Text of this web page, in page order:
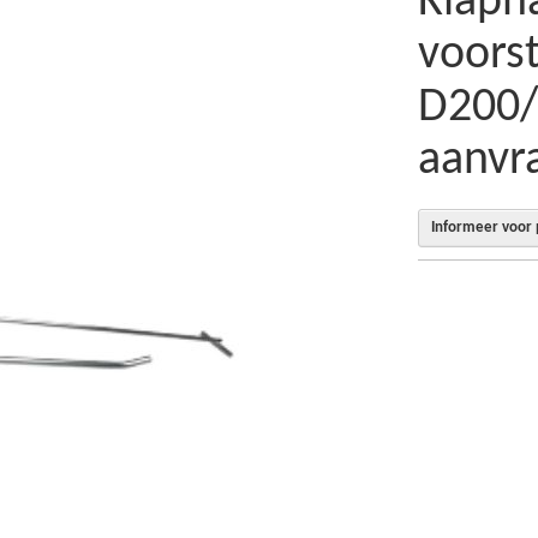
Informeer voor